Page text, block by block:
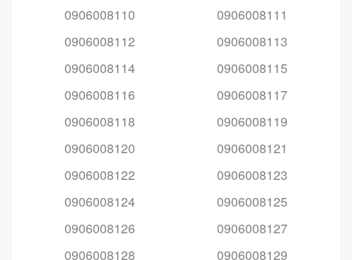
0906008110
0906008111
0906008112
0906008113
0906008114
0906008115
0906008116
0906008117
0906008118
0906008119
0906008120
0906008121
0906008122
0906008123
0906008124
0906008125
0906008126
0906008127
0906008128
0906008129